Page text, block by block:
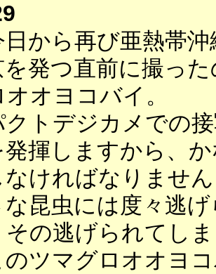
日から再び亜熱帯
発つ直前に撮っ
オヨコバイ。
トデジカメでの
揮しますから、
なければなりませ
な昆虫には度々逃
その逃げられてし
のツマグロオオヨ